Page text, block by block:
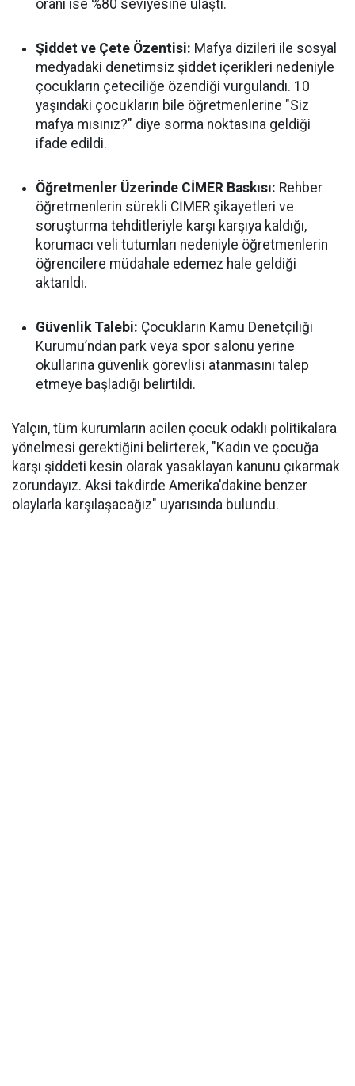
oranı ise %80 seviyesine ulaştı.
Şiddet ve Çete Özentisi: Mafya dizileri ile sosyal
medyadaki denetimsiz şiddet içerikleri nedeniyle
çocukların çeteciliğe özendiği vurgulandı. 10
yaşındaki çocukların bile öğretmenlerine "Siz
mafya mısınız?" diye sorma noktasına geldiği
ifade edildi.
Öğretmenler Üzerinde CİMER Baskısı: Rehber
öğretmenlerin sürekli CİMER şikayetleri ve
soruşturma tehditleriyle karşı karşıya kaldığı,
korumacı veli tutumları nedeniyle öğretmenlerin
öğrencilere müdahale edemez hale geldiği
aktarıldı.
Güvenlik Talebi: Çocukların Kamu Denetçiliği
Kurumu’ndan park veya spor salonu yerine
okullarına güvenlik görevlisi atanmasını talep
etmeye başladığı belirtildi.
Yalçın, tüm kurumların acilen çocuk odaklı politikalara
yönelmesi gerektiğini belirterek, "Kadın ve çocuğa
karşı şiddeti kesin olarak yasaklayan kanunu çıkarmak
zorundayız. Aksi takdirde Amerika'dakine benzer
olaylarla karşılaşacağız" uyarısında bulundu.